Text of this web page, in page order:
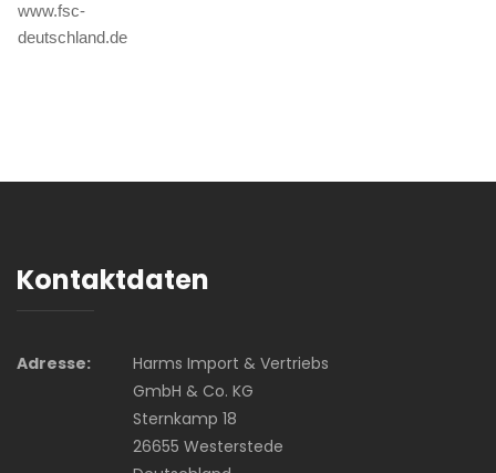
www.fsc-
deutschland.de
Kontaktdaten
Adresse:
Harms Import & Vertriebs
GmbH & Co. KG
Sternkamp 18
26655 Westerstede